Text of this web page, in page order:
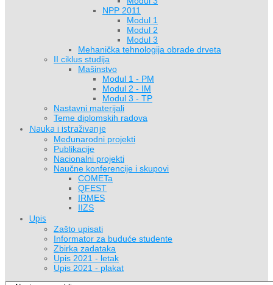
NPP 2011
Modul 1
Modul 2
Modul 3
Mehanička tehnologija obrade drveta
II ciklus studija
Mašinstvo
Modul 1 - PM
Modul 2 - IM
Modul 3 - TP
Nastavni materijali
Teme diplomskih radova
Nauka i istraživanje
Međunarodni projekti
Publikacije
Nacionalni projekti
Naučne konferencije i skupovi
COMETa
QFEST
IRMES
IIZS
Upis
Zašto upisati
Informator za buduće studente
Zbirka zadataka
Upis 2021 - letak
Upis 2021 - plakat